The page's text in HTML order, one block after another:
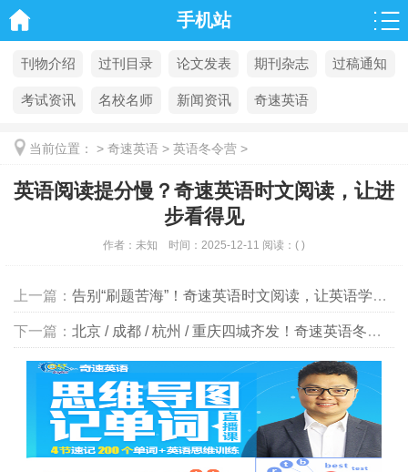
手机站
刊物介绍 过刊目录 论文发表 期刊杂志 过稿通知
考试资讯 名校名师 新闻资讯 奇速英语
当前位置： > 奇速英语 > 英语冬令营 >
英语阅读提分慢？奇速英语时文阅读，让进
步看得见
作者： 未知 时间： 2025-12-11 阅读： ( )
上一篇： 告别“刷题苦海”！奇速英语时文阅读，让英语学习超轻松
下一篇： 北京 / 成都 / 杭州 / 重庆四城齐发！奇速英语冬令营，8 天练就英语硬实力，寒假弯道超车